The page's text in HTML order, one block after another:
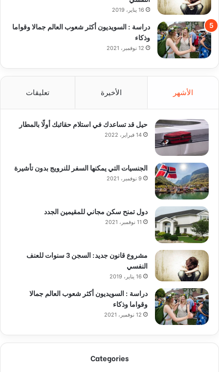
16 يناير، 2019
دراسة : السويديون أكثر شعوب العالم جمالا وقواما
وذكاء
12 نوفمبر، 2021
الأشهر الأخيرة تعليقات
حيل قد تساعدك في استلام حقائبك أولًا بالمطار
14 فبراير، 2022
الجنسيات التي يمكنها السفر للنرويج بدون تأشيرة
9 نوفمبر، 2021
دول تمنح سكن مجاني للمقيمين الجدد
11 نوفمبر، 2021
مشروع قانون جديد: السجن 3 سنوات للعنف
النفسي
16 يناير، 2019
دراسة : السويديون أكثر شعوب العالم جمالا
وقواما وذكاء
12 نوفمبر، 2021
Categories